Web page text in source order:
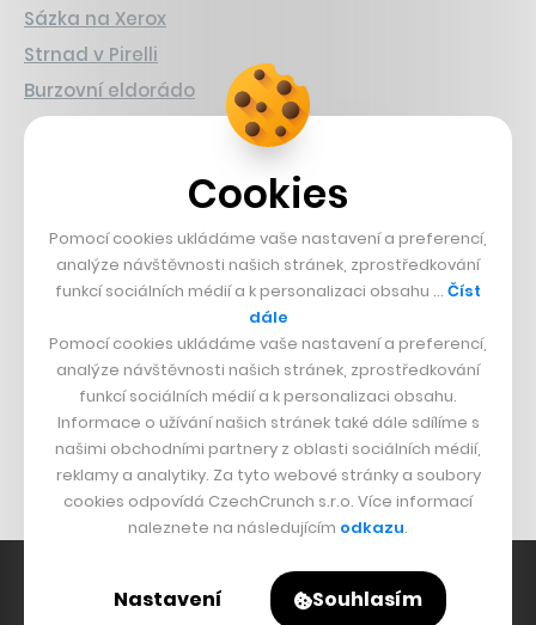
Sázka na Xerox
Strnad v Pirelli
Burzovní eldorádo
Boční projekt, co se zvrtnul
Francouzský šéfkuchař na Šumavě
Dva golfisti, co pečou
DESIGN
Bomma není tichá
Originální hodinky
Nábytek z betonu
Cookies
Pomocí cookies ukládáme vaše nastavení a preferencí,
analýze návštěvnosti našich stránek, zprostředkování
funkcí sociálních médií a k personalizaci obsahu … Číst
dále
Pomocí cookies ukládáme vaše nastavení a preferencí,
analýze návštěvnosti našich stránek, zprostředkování
funkcí sociálních médií a k personalizaci obsahu.
Informace o užívání našich stránek také dále sdílíme s
našimi obchodními partnery z oblasti sociálních médií,
reklamy a analytiky. Za tyto webové stránky a soubory
cookies odpovídá CzechCrunch s.r.o. Více informací
naleznete na následujícím odkazu.
Nastavení Souhlasím